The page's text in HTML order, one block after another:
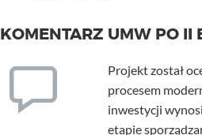
KOMENTARZ UMW PO II
Projekt został
procesem
inwestycji
etapie